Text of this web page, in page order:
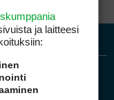
ja laitteesi